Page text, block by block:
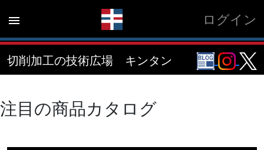
menu ログイン
切削加工の技術広場 キンタン
注目の商品カタログ